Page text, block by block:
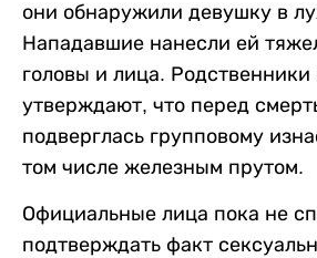
они обнаружили девушку в
Нападавшие нанесли ей
головы и лица. Родственники
утверждают, что перед
подверглась групповому
том числе железным прутом.
Официальные лица пока не
подтверждать факт